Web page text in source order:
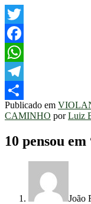
Twitter
Facebook
WhatsApp
Telegram
Share
Publicado em
CAMINHO porLuiz
10 pensou em
João